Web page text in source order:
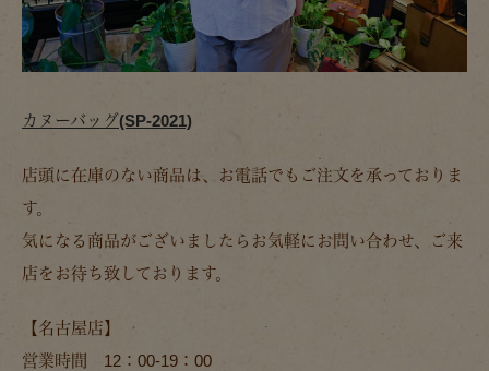
カヌーバッグ(SP-2021)
店頭に在庫のない商品は、お電話でもご注文を承っておりま
す。
気になる商品がございましたらお気軽にお問い合わせ、ご来
店をお待ち致しております。
【名古屋店】
営業時間 12：00-19：00